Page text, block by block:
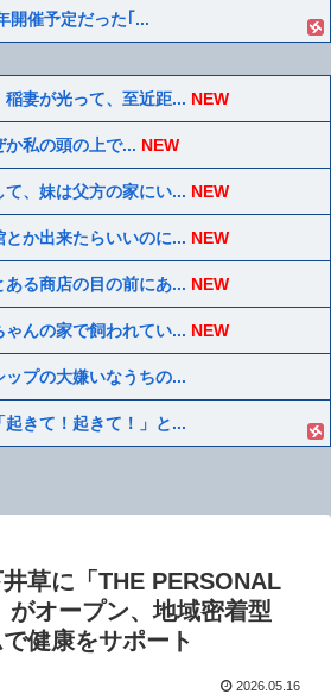
催予定だった｢...
妻が光って、至近距... NEW
か私の頭の上で... NEW
、妹は父方の家にい... NEW
か出来たらいいのに... NEW
る商店の目の前にあ... NEW
んの家で飼われてい... NEW
プの大嫌いなうちの...
きて！起きて！」と...
草に「THE PERSONAL
がオープン、地域密着型
健康をサポート
2026.05.16